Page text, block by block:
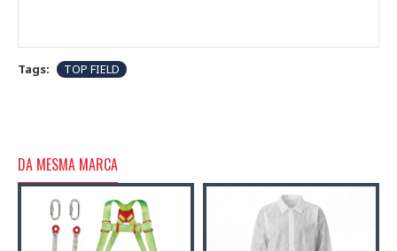
Tags: TOP FIELD
DA MESMA MARCA